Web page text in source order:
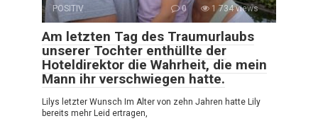
POSITIV 0 1 734 views
Am letzten Tag des Traumurlaubs
unserer Tochter enthüllte der
Hoteldirektor die Wahrheit, die mein
Mann ihr verschwiegen hatte.
Lilys letzter Wunsch Im Alter von zehn Jahren hatte Lily
bereits mehr Leid ertragen,